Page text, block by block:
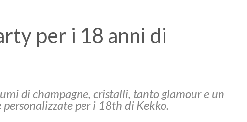
per i 18 anni di
di champagne, cristalli, tanto glamour e un
per i 18th di Kekko.